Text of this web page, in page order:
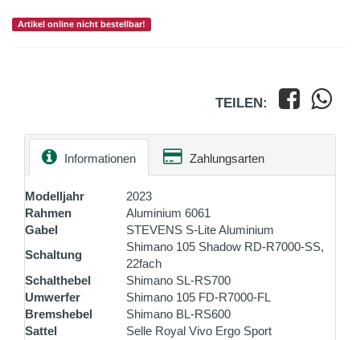
Artikel online nicht bestellbar!
TEILEN:
Informationen Zahlungsarten
Modelljahr
2023
Rahmen
Aluminium 6061
Gabel
STEVENS S-Lite Aluminium
Schaltung
Shimano 105 Shadow RD-R7000-SS,
22fach
Schalthebel
Shimano SL-RS700
Umwerfer
Shimano 105 FD-R7000-FL
Bremshebel
Shimano BL-RS600
Sattel
Selle Royal Vivo Ergo Sport